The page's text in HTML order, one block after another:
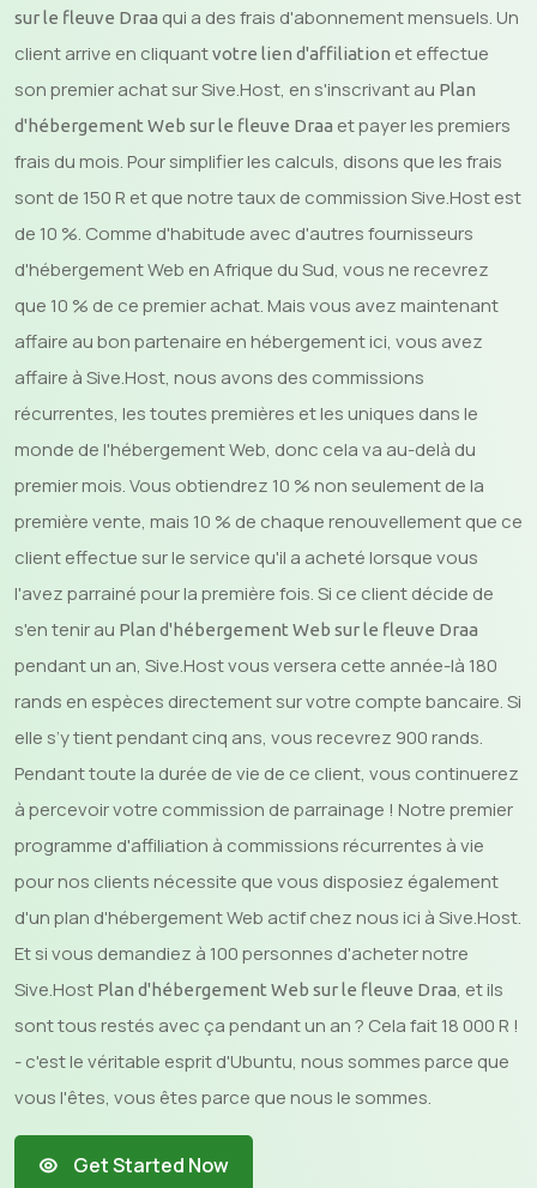
sur le fleuve Draa qui a des frais d'abonnement mensuels. Un
client arrive en cliquantvotre lien d'affiliation et effectue
son premier achat sur Sive.Host, en s'inscrivant au Plan
d'hébergement Web sur le fleuve Draa et payer les premiers
frais du mois. Pour simplifier les calculs, disons que les frais
sont de 150 R et que notre taux de commission Sive.Host est
de 10 %. Comme d'habitude avec d'autres fournisseurs
d'hébergement Web en Afrique du Sud, vous ne recevrez
que 10 % de ce premier achat. Mais vous avez maintenant
affaire au bon partenaire en hébergement ici, vous avez
affaire à Sive.Host, nous avons des commissions
récurrentes, les toutes premières et les uniques dans le
monde de l'hébergement Web, donc cela va au-delà du
premier mois. Vous obtiendrez 10 % non seulement de la
première vente, mais 10 % de chaque renouvellement que ce
client effectue sur le service qu'il a acheté lorsque vous
l'avez parrainé pour la première fois. Si ce client décide de
s'en tenir au Plan d'hébergement Web sur le fleuve Draa
pendant un an, Sive.Host vous versera cette année-là 180
rands en espèces directement sur votre compte bancaire. Si
elle s’y tient pendant cinq ans, vous recevrez 900 rands.
Pendant toute la durée de vie de ce client, vous continuerez
à percevoir votre commission de parrainage ! Notre premier
programme d'affiliation à commissions récurrentes à vie
pour nos clients nécessite que vous disposiez également
d'un plan d'hébergement Web actif chez nous ici à Sive.Host.
Et si vous demandiez à 100 personnes d'acheter notre
Sive.Host Plan d'hébergement Web sur le fleuve Draa, et ils
sont tous restés avec ça pendant un an ? Cela fait 18 000 R !
- c'est le véritable esprit d'Ubuntu, nous sommes parce que
vous l'êtes, vous êtes parce que nous le sommes.
Get Started Now